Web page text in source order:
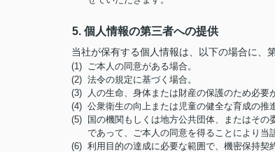
5. 個人情報の第三者への提供
当社が保有する個人情報は、以下の場合に、
(1) ご本人の同意がある場合。
(2) 法令の規定に基づく場合。
(3) 人の生命、身体または財産の保護のため必要
(4) 公衆衛生の向上または児童の健全な育成の推
(5) 国の機関もしくは地方公共団体、またはその
であって、ご本人の同意を得ることにより当
(6) 利用目的の達成に必要な範囲で、機密保持契